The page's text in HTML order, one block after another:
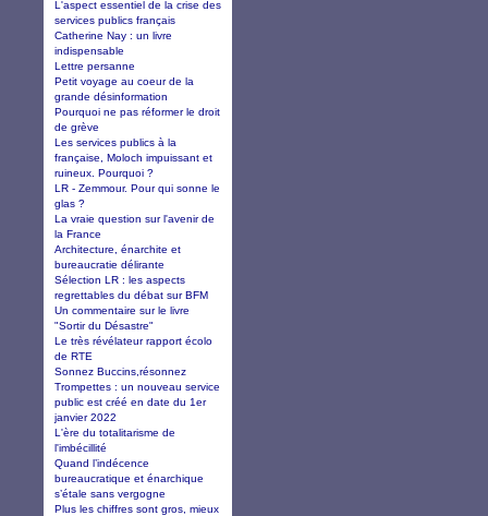
L'aspect essentiel de la crise des
services publics français
Catherine Nay : un livre
indispensable
Lettre persanne
Petit voyage au coeur de la
grande désinformation
Pourquoi ne pas réformer le droit
de grève
Les services publics à la
française, Moloch impuissant et
ruineux. Pourquoi ?
LR - Zemmour. Pour qui sonne le
glas ?
La vraie question sur l'avenir de
la France
Architecture, énarchite et
bureaucratie délirante
Sélection LR : les aspects
regrettables du débat sur BFM
Un commentaire sur le livre
"Sortir du Désastre"
Le très révélateur rapport écolo
de RTE
Sonnez Buccins,résonnez
Trompettes : un nouveau service
public est créé en date du 1er
janvier 2022
L'ère du totalitarisme de
l'imbécillité
Quand l’indécence
bureaucratique et énarchique
s’étale sans vergogne
Plus les chiffres sont gros, mieux